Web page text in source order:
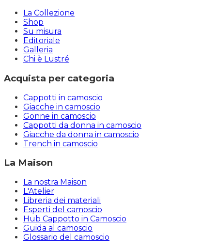
La Collezione
Shop
Su misura
Editoriale
Galleria
Chi è Lustré
Acquista per categoria
Cappotti in camoscio
Giacche in camoscio
Gonne in camoscio
Cappotti da donna in camoscio
Giacche da donna in camoscio
Trench in camoscio
La Maison
La nostra Maison
L'Atelier
Libreria dei materiali
Esperti del camoscio
Hub Cappotto in Camoscio
Guida al camoscio
Glossario del camoscio